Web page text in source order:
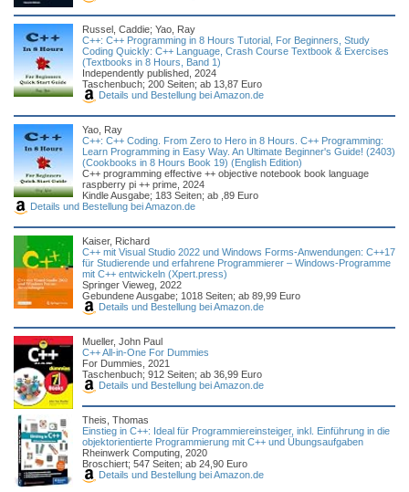
Russel, Caddie; Yao, Ray
C++: C++ Programming in 8 Hours Tutorial, For Beginners, Study
Coding Quickly: C++ Language, Crash Course Textbook & Exercises
(Textbooks in 8 Hours, Band 1)
Independently published, 2024
Taschenbuch; 200 Seiten; ab 13,87 Euro
Details und Bestellung bei Amazon.de
Yao, Ray
C++: C++ Coding. From Zero to Hero in 8 Hours. C++ Programming:
Learn Programming in Easy Way. An Ultimate Beginner's Guide! (2403)
(Cookbooks in 8 Hours Book 19) (English Edition)
C++ programming effective ++ objective notebook book language
raspberry pi ++ prime, 2024
Kindle Ausgabe; 183 Seiten; ab ,89 Euro
Details und Bestellung bei Amazon.de
Kaiser, Richard
C++ mit Visual Studio 2022 und Windows Forms-Anwendungen: C++17
für Studierende und erfahrene Programmierer – Windows-Programme
mit C++ entwickeln (Xpert.press)
Springer Vieweg, 2022
Gebundene Ausgabe; 1018 Seiten; ab 89,99 Euro
Details und Bestellung bei Amazon.de
Mueller, John Paul
C++ All-in-One For Dummies
For Dummies, 2021
Taschenbuch; 912 Seiten; ab 36,99 Euro
Details und Bestellung bei Amazon.de
Theis, Thomas
Einstieg in C++: Ideal für Programmiereinsteiger, inkl. Einführung in die
objektorientierte Programmierung mit C++ und Übungsaufgaben
Rheinwerk Computing, 2020
Broschiert; 547 Seiten; ab 24,90 Euro
Details und Bestellung bei Amazon.de